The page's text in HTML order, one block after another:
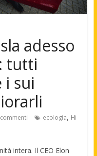
adesso
tutti
i sui
ecologia, Hi
intera. Il CEO Elon